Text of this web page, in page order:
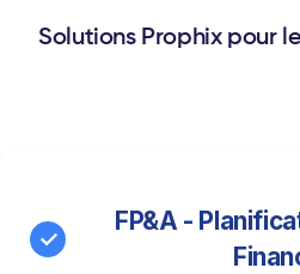
Solutions Prophix pour
FP&A -